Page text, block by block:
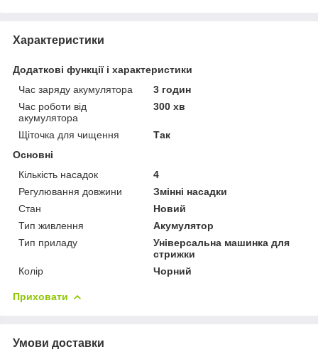
Характеристики
Додаткові функції і характеристики
Час заряду акумулятора
3 годин
Час роботи від
акумулятора
300 хв
Щіточка для чищення
Так
Основні
Кількість насадок
4
Регулювання довжини
Змінні насадки
Стан
Новий
Тип живлення
Акумулятор
Тип приладу
Універсальна машинка для
стрижки
Колір
Чорний
Приховати
Умови доставки